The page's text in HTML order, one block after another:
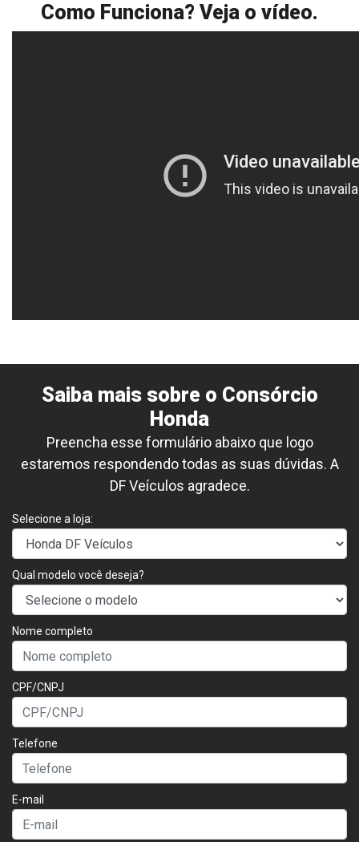
Como Funciona? Veja o vídeo.
Saiba mais sobre o Consórcio
Honda
Preencha esse formulário abaixo que logo
estaremos respondendo todas as suas dúvidas. A
DF Veículos agradece.
Selecione a loja:
Qual modelo você deseja?
Nome completo
CPF/CNPJ
Telefone
E-mail